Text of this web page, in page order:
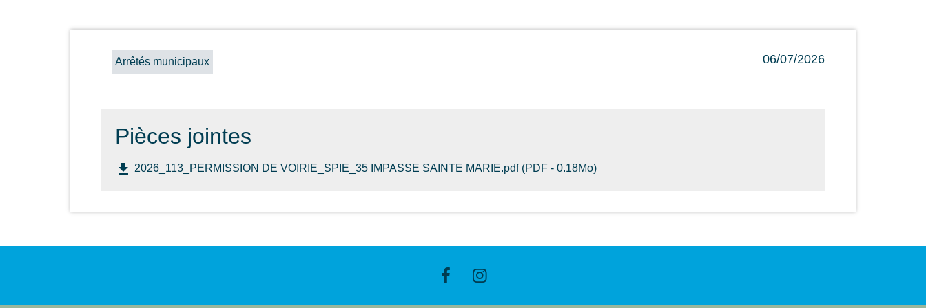
Arrêtés municipaux 06/07/2026
Pièces jointes
file_download 2026_113_PERMISSION DE VOIRIE_SPIE_35 IMPASSE SAINTE MARIE.pdf (PDF - 0.18Mo)